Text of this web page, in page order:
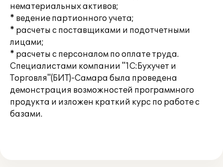
нематериальных активов;
* ведение партионного учета;
* расчеты с поставщиками и подотчетными
лицами;
* расчеты с персоналом по оплате труда.
Специалистами компании "1С:Бухучет и
Торговля"(БИТ)-Самара была проведена
демонстрация возможностей программного
продукта и изложен краткий курс по работе с
базами.